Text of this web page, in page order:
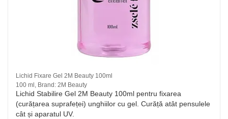
Lichid Fixare Gel 2M Beauty 100ml
100 ml, Brand: 2M Beauty
Lichid Stabilire Gel 2M Beauty 100ml pentru fixarea
(curățarea suprafeței) unghiilor cu gel. Curăță atât pensulele
cât și aparatul UV.